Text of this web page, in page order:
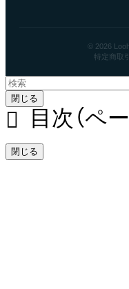
© 2026
特定商取
閉じる
目次（ペ
閉じる